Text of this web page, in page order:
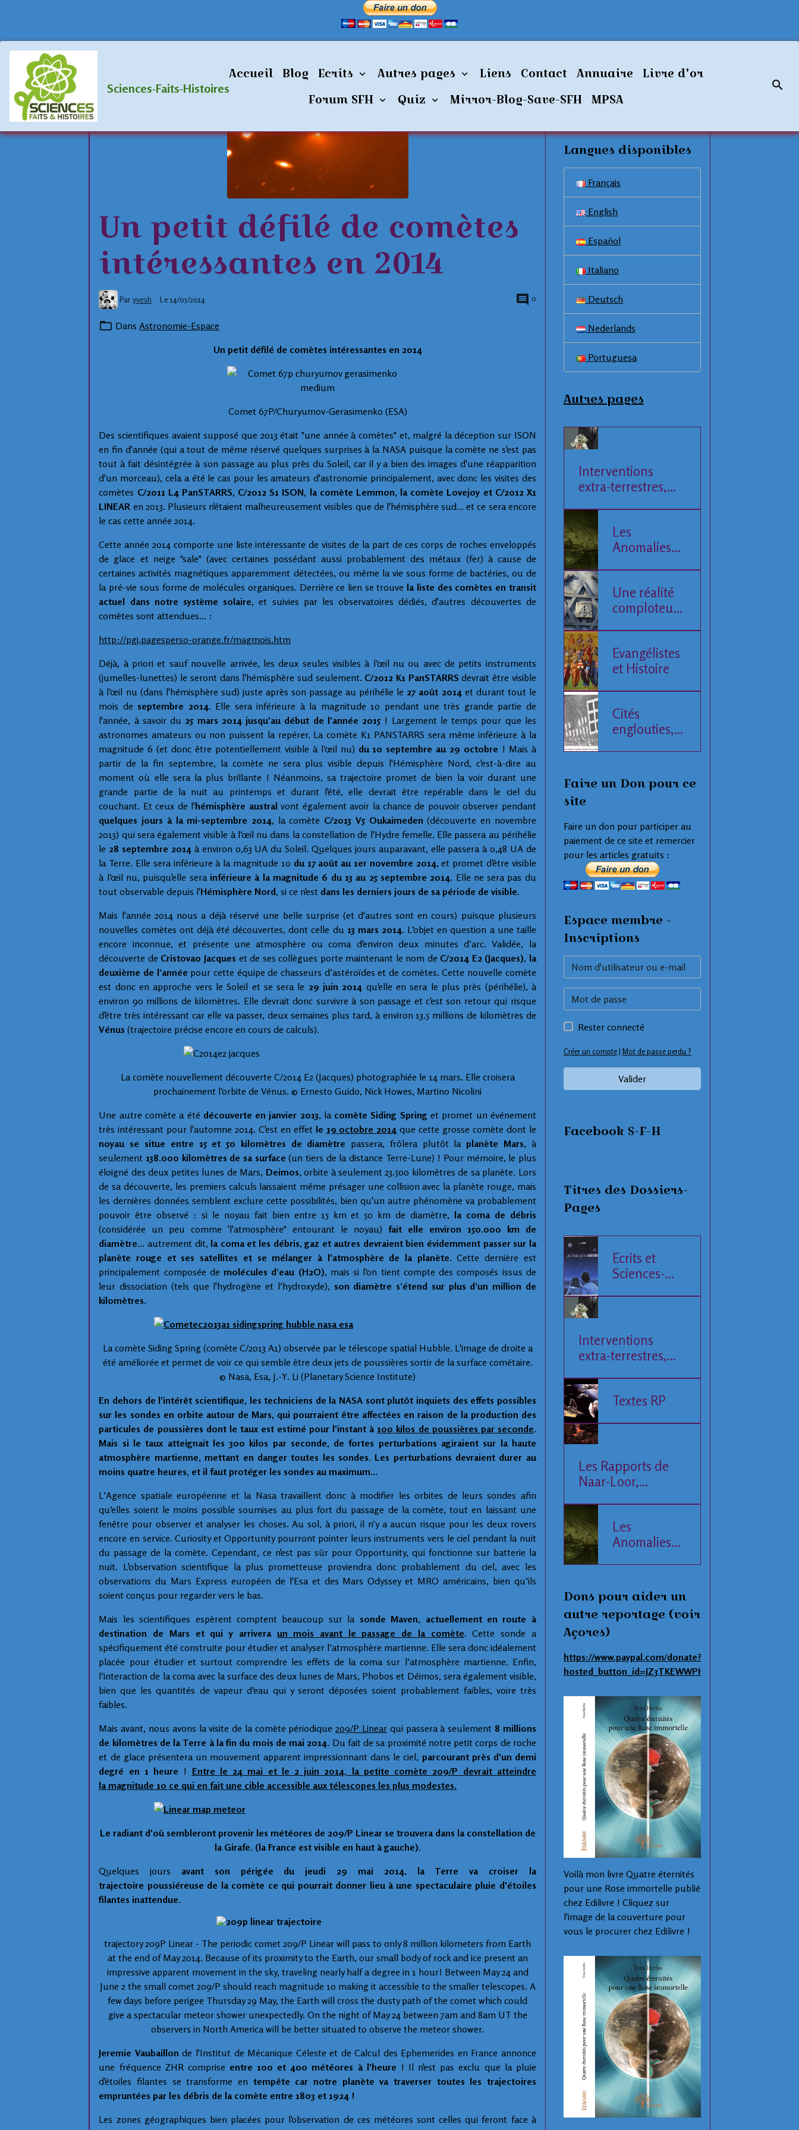
Sciences-Faits-Histoires
Accueil Blog Ecrits Autres pages Liens Contact Annuaire
Livre d'or
Forum SFH
Quiz Mirror-Blog-Save-SFH MPSA
Un petit défilé de comètes intéressantes en 2014
Un petit défilé de comètes
intéressantes en 2014
Paryvesh Le 14/05/2014 0
DansAstronomie-Espace
Un petit défilé de comètes intéressantes en 2014
Comet 67P/Churyumov-Gerasimenko (ESA)
Des scientifiques avaient supposé que 2013 était "une année à comètes" et, malgré la déception sur ISON
en fin d'année (qui a tout de même réservé quelques surprises à la NASA puisque la comète ne s'est pas
tout à fait désintégrée à son passage au plus près du Soleil, car il y a bien des images d'une réapparition
d'un morceau), cela a été le cas pour les amateurs d'astronomie principalement, avec donc les visites des
comètes C/2011 L4 PanSTARRS, C/2012 S1 ISON, la comète Lemmon, la comète Lovejoy et C/2012 X1
LINEAR en 2013. Plusieurs n'étaient malheureusement visibles que de l'hémisphère sud... et ce sera encore
le cas cette année 2014.
Cette année 2014 comporte une liste intéressante de visites de la part de ces corps de roches enveloppés
de glace et neige "sale" (avec certaines possédant aussi probablement des métaux (fer) à cause de
certaines activités magnétiques apparemment détectées, ou même la vie sous forme de bactéries, ou de
la pré-vie sous forme de molécules organiques. Derrière ce lien se trouve la liste des comètes en transit
actuel dans notre système solaire, et suivies par les observatoires dédiés, d'autres découvertes de
comètes sont attendues... :
http://pgj.pagesperso-orange.fr/magmois.htm
Déjà, à priori et sauf nouvelle arrivée, les deux seules visibles à l’œil nu ou avec de petits instruments
(jumelles-lunettes) le seront dans l'hémisphère sud seulement. C/2012 K1 PanSTARRS devrait être visible
à l’œil nu (dans l'hémisphère sud) juste après son passage au périhélie le 27 août 2014 et durant tout le
mois de septembre 2014. Elle sera inférieure à la magnitude 10 pendant une très grande partie de
l'année, à savoir du 25 mars 2014 jusqu'au début de l'année 2015 ! Largement le temps pour que les
astronomes amateurs ou non puissent la repérer. La comète K1 PANSTARRS sera même inférieure à la
magnitude 6 (et donc être potentiellement visible à l’œil nu) du 10 septembre au 29 octobre ! Mais à
partir de la fin septembre, la comète ne sera plus visible depuis l'Hémisphère Nord, c'est-à-dire au
moment où elle sera la plus brillante ! Néanmoins, sa trajectoire promet de bien la voir durant une
grande partie de la nuit au printemps et durant l'été, elle devrait être repérable dans le ciel du
couchant. Et ceux de l'hémisphère austral vont également avoir la chance de pouvoir observer pendant
quelques jours à la mi-septembre 2014, la comète C/2013 V5 Oukaimeden (découverte en novembre
2013) qui sera également visible à l’œil nu dans la constellation de l'Hydre femelle. Elle passera au périhélie
le 28 septembre 2014à environ 0,63 UA du Soleil. Quelques jours auparavant, elle passera à 0,48 UA de
la Terre. Elle sera inférieure à la magnitude 10 du 17 août au 1er novembre 2014, et promet d'être visible
à l’œil nu, puisqu'elle sera inférieure à la magnitude 6 du 13 au 25 septembre 2014. Elle ne sera pas du
tout observable depuis l'Hémisphère Nord, si ce n'est dans les derniers jours de sa période de visible.
Mais l'année 2014 nous a déjà réservé une belle surprise (et d'autres sont en cours) puisque plusieurs
nouvelles comètes ont déjà été découvertes, dont celle du 13 mars 2014. L’objet en question a une taille
encore inconnue, et présente une atmosphère ou coma d'environ deux minutes d’arc. Validée, la
découverte de Cristovao Jacques et de ses collègues porte maintenant le nom de C/2014 E2 (Jacques), la
deuxième de l’année pour cette équipe de chasseurs d’astéroïdes et de comètes. Cette nouvelle comète
est donc en approche vers le Soleil et se sera le 29 juin 2014 qu'elle en sera le plus près (périhélie), à
environ 90 millions de kilomètres. Elle devrait donc survivre à son passage et c'est son retour qui risque
d'être très intéressant car elle va passer, deux semaines plus tard, à environ 13.5 millions de kilomètres de
Vénus (trajectoire précise encore en cours de calculs).
La comète nouvellement découverte C/2014 E2 (Jacques) photographiée le 14 mars. Elle croisera
prochainement l’orbite de Vénus. © Ernesto Guido, Nick Howes, Martino Nicolini
Une autre comète a été découverte en janvier 2013, la comète Siding Springet promet un événement
très intéressant pour l'automne 2014. C'est en effet le 19 octobre 2014 que cette grosse comète dont le
noyau se situe entre 15 et 50 kilomètres de diamètre passera, frôlera plutôt laplanète Mars, à
seulement138.000 kilomètres de sa surface (un tiers de la distance Terre-Lune) ! Pour mémoire, le plus
éloigné des deux petites lunes de Mars, Deimos, orbite à seulement 23.500 kilomètres de sa planète. Lors
de sa découverte, les premiers calculs laissaient même présager une collision avec la planète rouge, mais
les dernières données semblent exclure cette possibilités, bien qu'un autre phénomène va probablement
pouvoir être observé : si le noyau fait bien entre 15 km et 50 km de diamètre, la coma de débris
(considérée un peu comme 'l'atmosphère" entourant le noyau) fait elle environ 150.000 km de
diamètre... autrement dit, la coma et les débris, gaz et autres devraient bien évidemment passer sur la
planète rouge et ses satellites et se mélanger à l'atmosphère de la planète.Cette dernière est
principalement composée demolécules d’eau (H2O), mais si l’on tient compte des composés issus de
leur dissociation (tels que l'hydrogène et l’hydroxyde), son diamètre s’étend sur plus d’un million de
kilomètres.
La comète Siding Spring (comète C/2013 A1) observée par le télescope spatial Hubble. L'image de droite a
été améliorée et permet de voir ce qui semble être deux jets de poussières sortir de la surface cométaire.
© Nasa, Esa, J.-Y. Li (Planetary Science Institute)
En dehors de l'intérêt scientifique, les techniciens de la NASA sont plutôt inquiets des effets possibles
sur les sondes en orbite autour de Mars, qui pourraient être affectées en raison de la production des
particules de poussières dont le taux est estimé pour l'instant à100 kilos de poussières par seconde.
Mais si le taux atteignait les 300 kilos par seconde, de fortes perturbations agiraient sur la haute
atmosphère martienne, mettant en danger toutes les sondes. Les perturbations devraient durer au
moins quatre heures, et il faut protéger les sondes au maximum...
L’Agence spatiale européenne et la Nasa travaillent donc à modifier les orbites de leurs sondes afin
qu’elles soient le moins possible soumises au plus fort du passage de la comète, tout en laissant une
fenêtre pour observer et analyser les choses. Au sol, à priori, il n’y a aucun risque pour les deux rovers
encore en service. Curiosity et Opportunity pourront pointer leurs instruments vers le ciel pendant la nuit
du passage de la comète. Cependant, ce n'est pas sûr pour Opportunity, qui fonctionne sur batterie la
nuit. L'observation scientifique la plus prometteuse proviendra donc probablement du ciel, avec les
observations du Mars Express européen de l'Esa et des Mars Odyssey et MRO américains, bien qu’ils
soient conçus pour regarder vers le bas.
Mais les scientifiques espèrent comptent beaucoup sur la sonde Maven, actuellement en route à
destination de Mars et qui y arrivera un mois avant le passage de la comète. Cette sonde a
spécifiquement été construite pour étudier et analyser l’atmosphère martienne. Elle sera donc idéalement
placée pour étudier et surtout comprendre les effets de la coma sur l’atmosphère martienne. Enfin,
l’interaction de la coma avec la surface des deux lunes de Mars, Phobos et Déimos, sera également visible,
bien que les quantités de vapeur d’eau qui y seront déposées soient probablement faibles, voire très
faibles.
Mais avant, nous avons la visite de la comète périodique209/P Linear qui passera à seulement 8 millions
de kilomètres de la Terre à la fin du mois de mai 2014. Du fait de sa proximité notre petit corps de roche
et de glace présentera un mouvement apparent impressionnant dans le ciel, parcourant près d'un demi
degré en 1 heure ! Entre le 24 mai et le 2 juin 2014, la petite comète 209/P devrait atteindre
la magnitude 10 ce qui en fait une cible accessible aux télescopes les plus modestes.
Le radiant d'où sembleront provenir les météores de 209/P Linear se trouvera dans la constellation de
la Girafe. (la France est visible en haut à gauche).
Quelques jours avant son périgée du jeudi 29 mai 2014, la Terre va croiser la
trajectoire poussiéreuse de la comète ce qui pourrait donner lieu à une spectaculaire pluie d'étoiles
filantes inattendue.
trajectory 209P Linear - The periodic comet 209/P Linear will pass to only 8 million kilometers from Earth
at the end of May 2014. Because of its proximity to the Earth, our small body of rock and ice present an
impressive apparent movement in the sky, traveling nearly half a degree in 1 hour! Between May 24 and
June 2 the small comet 209/P should reach magnitude 10 making it accessible to the smaller telescopes. A
few days before perigee Thursday 29 May, the Earth will cross the dusty path of the comet which could
give a spectacular meteor shower unexpectedly. On the night of May 24 between 7am and 8am UT the
observers in North America will be better situated to observe the meteor shower.
Jeremie Vaubaillon de l'Institut de Mécanique Céleste et de Calcul des Ephemerides en France annonce
une fréquence ZHR comprise entre 100 et 400 météores à l'heure ! Il n'est pas exclu que la pluie
d'étoiles filantes se transforme en tempête car notre planète va traverser toutes les trajectoires
empruntées par les débris de la comète entre 1803 et 1924 !
Les zones géographiques bien placées pour l'observation de ces météores sont celles qui feront face à
Langues disponibles
Français
English
Español
Italiano
Deutsch
Nederlands
Portuguesa
Autres pages
Interventions
extra-terrestres,
Les
Anomalies
Une réalité
comploteuse
Evangélistes
et Histoire
Cités
englouties,
Faire un Don pour ce
site
Faire un don pour participer au
paiement de ce site et remercier
pour les articles gratuits :
Espace membre -
Inscriptions
Rester connecté
Créer un compte| Mot de passe perdu ?
Valider
Facebook S-F-H
Titres des Dossiers-
Pages
Ecrits et
Sciences-
Interventions
extra-terrestres,
Economie
Textes RP
Les Rapports de
Naar-Loor,
Les
Anomalies
Dons pour aider un
autre reportage (voir
Açores)
https://www.paypal.com/donate?
hosted_button_id=JZ3TKEWWPHNAS
Voilà mon livre Quatre éternités
pour une Rose immortelle publié
chez Edilivre ! Cliquez sur
l'image de la couverture pour
vous le procurer chez Edilivre !